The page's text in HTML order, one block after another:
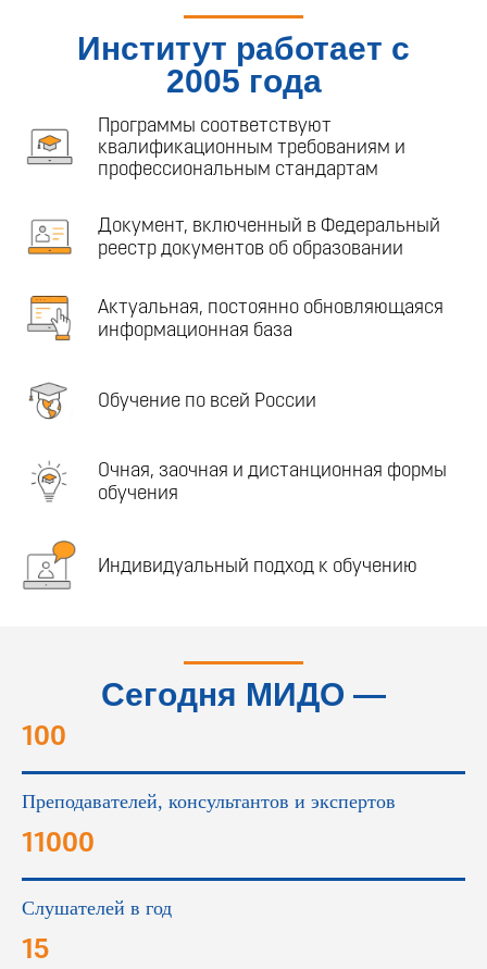
Институт работает с
2005 года
Программы соответствуют
квалификационным требованиям и
профессиональным стандартам
Документ, включенный в Федеральный
реестр документов об образовании
Актуальная, постоянно обновляющаяся
информационная база
Обучение по всей России
Очная, заочная и дистанционная формы
обучения
Индивидуальный подход к обучению
Сегодня МИДО —
100
Преподавателей, консультантов и экспертов
11000
Слушателей в год
15